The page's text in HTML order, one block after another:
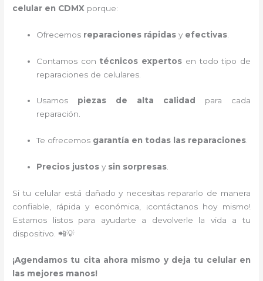
celular en CDMX porque:
Ofrecemos reparaciones rápidas y efectivas
Contamos con técnicos expertos en todo tipo de
reparaciones de celulares.
Usamos piezas de alta calidad
para cada
reparación.
Te ofrecemos garantía en todas las reparaciones.
Precios justos y sin sorpresas
Si tu celular está dañado y necesitas repararlo de manera
confiable, rápida y económica, ¡contáctanos hoy mismo!
Estamos listos para ayudarte a devolverle la vida a tu
dispositivo. 📲💡
¡Agendamos tu cita ahora mismo y deja tu celular en
las mejores manos!